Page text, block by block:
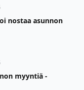
nostaa asunnon
myyntiä -